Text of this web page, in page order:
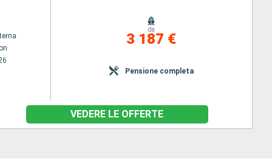
da
3 187 €
Pensione completa
VEDERE LE OFFERTE